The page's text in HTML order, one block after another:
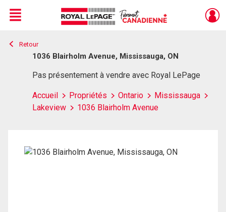
Live
En Direct
Menu
Retour
1036 Blairholm Avenue, Mississauga, ON
Pas présentement à vendre avec Royal LePage
Accueil Propriétés Ontario
Mississauga
Lakeview
1036 Blairholm Avenue